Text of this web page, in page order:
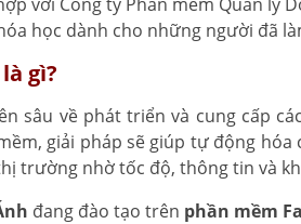
học dành cho những người đã
gì?
sâu về phát triển và cung cấp
giải pháp sẽ giúp tự động
trường nhờ tốc độ, thông tin và
đang đào tạo trên phần mềm